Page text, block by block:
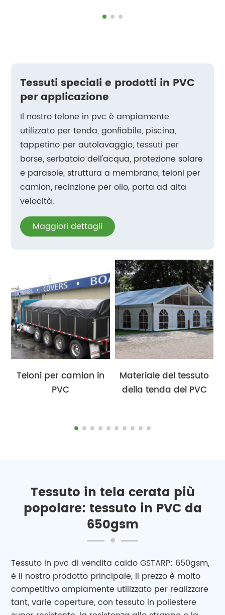
Tessuti speciali e prodotti in PVC
per applicazione
Il nostro telone in pvc è ampiamente
utilizzato per tenda, gonfiabile, piscina,
tappetino per autolavaggio, tessuti per
borse, serbatoio dell'acqua, protezione solare
e parasole, struttura a membrana, teloni per
camion, recinzione per olio, porta ad alta
velocità.
Maggiori dettagli
Teloni per camion in
PVC
Materiale del tessuto
della tenda del PVC
Tessuto in tela cerata più
popolare: tessuto in PVC da
650gsm
Tessuto in pvc di vendita caldo GSTARP: 650gsm,
è il nostro prodotto principale, il prezzo è molto
competitivo ampiamente utilizzato per realizzare
tant, varie coperture, con tessuto in poliestere